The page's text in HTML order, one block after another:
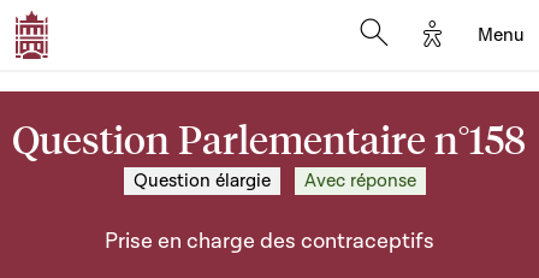
Options
Menu
Question Parlementaire n°158
Question élargie Avec réponse
Prise en charge des contraceptifs